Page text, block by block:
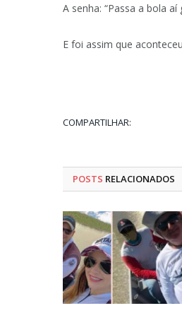
A senha: “Passa a bola
E foi assim que
COMPARTILHAR:
POSTS RELACIONADOS